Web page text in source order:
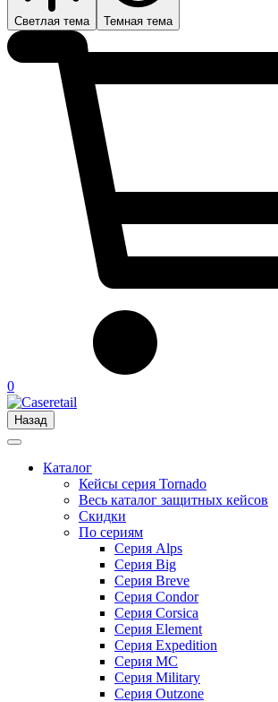
Светлая тема Темная тема
0
Назад
Каталог
Кейсы серия Tornado
Весь каталог защитных кейсов
Скидки
По сериям
Серия Alps
Серия Big
Серия Breve
Серия Condor
Серия Corsica
Серия Element
Серия Expedition
Серия MC
Серия Military
Серия Outzone